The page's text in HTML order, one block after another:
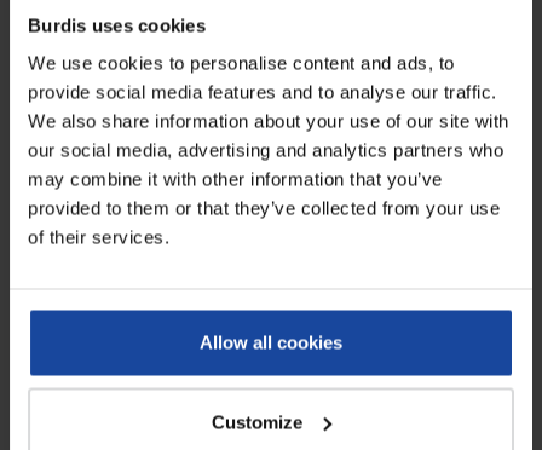
Burdis uses cookies
We use cookies to personalise content and ads, to
provide social media features and to analyse our traffic.
We also share information about your use of our site with
our social media, advertising and analytics partners who
may combine it with other information that you’ve
provided to them or that they’ve collected from your use
of their services.
Allow all cookies
Customize
Diamètre roues 80 mm
80 cm
Avis 0
Soyez le premier à rédiger un avis !
Documentation tourniquet